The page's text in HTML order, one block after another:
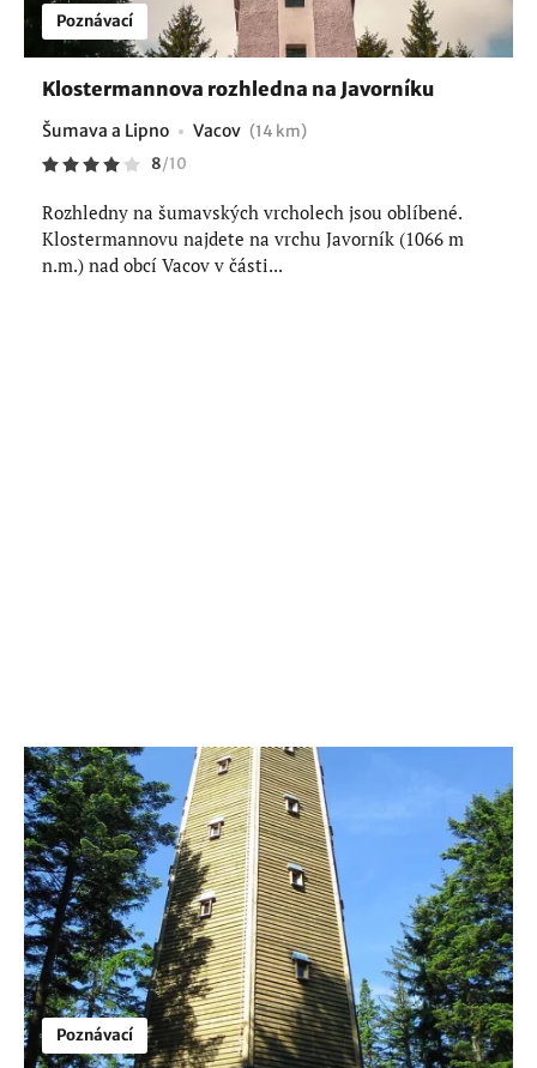
Poznávací
Klostermannova rozhledna na Javorníku
Šumava a Lipno Vacov (14 km)
8/10
Rozhledny na šumavských vrcholech jsou oblíbené.
Klostermannovu najdete na vrchu Javorník (1066 m
n.m.) nad obcí Vacov v části...
Poznávací